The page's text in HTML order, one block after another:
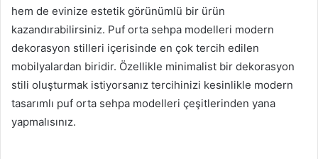
hem de evinize estetik görünümlü bir ürün
kazandırabilirsiniz. Puf orta sehpa modelleri modern
dekorasyon stilleri içerisinde en çok tercih edilen
mobilyalardan biridir. Özellikle minimalist bir dekorasyon
stili oluşturmak istiyorsanız tercihinizi kesinlikle modern
tasarımlı puf orta sehpa modelleri çeşitlerinden yana
yapmalısınız.